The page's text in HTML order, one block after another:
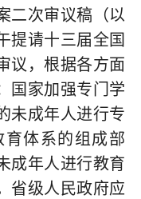
二次审议稿（以
提请十三届全国
议，根据各方面
国家加强专门学
未成年人进行专
体系的组成部
成年人进行教育
省级人民政府应